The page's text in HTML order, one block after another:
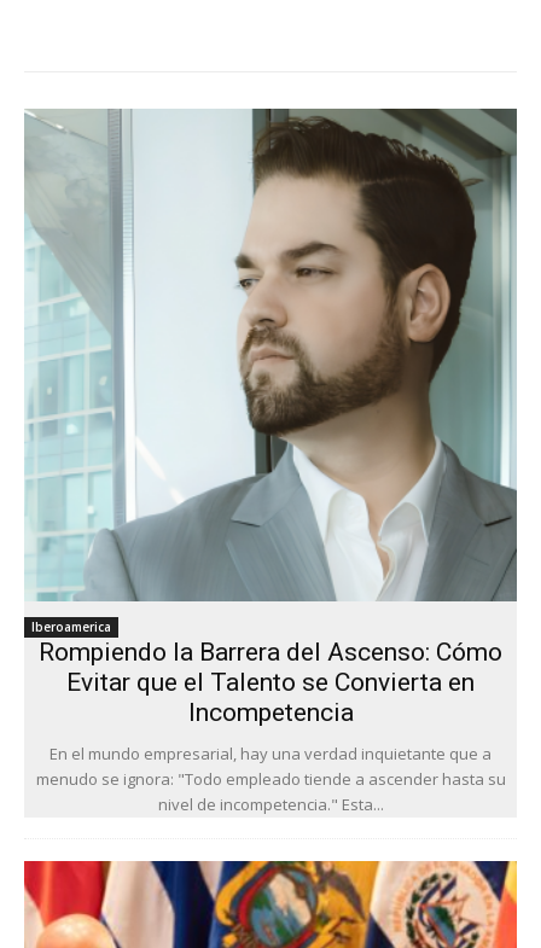
Iberoamerica
Rompiendo la Barrera del Ascenso: Cómo
Evitar que el Talento se Convierta en
Incompetencia
En el mundo empresarial, hay una verdad inquietante que a
menudo se ignora: "Todo empleado tiende a ascender hasta su
nivel de incompetencia." Esta...